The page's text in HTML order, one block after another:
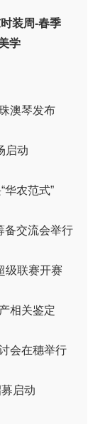
装周-春季
学
澳琴发布
启动
华农范式”
备交流会举行
级联赛开赛
相关鉴定
会在穗举行
启动